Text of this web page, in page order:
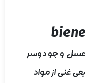
عسل و جو دوسر
غنی از مواد